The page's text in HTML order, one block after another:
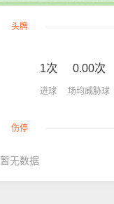
头牌
1次
进球
0.00次
场均威胁球
伤停
暂无数据